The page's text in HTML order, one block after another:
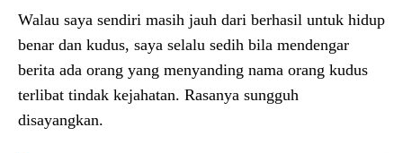
Walau saya sendiri masih jauh dari berhasil untuk hidup
benar dan kudus, saya selalu sedih bila mendengar
berita ada orang yang menyanding nama orang kudus
terlibat tindak kejahatan. Rasanya sungguh
disayangkan.